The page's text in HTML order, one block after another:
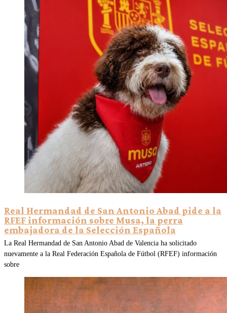
Real Hermandad de San Antonio Abad pide a la
RFEF información sobre Musa, la perra
embajadora de la Selección Española
La Real Hermandad de San Antonio Abad de Valencia ha solicitado
nuevamente a la Real Federación Española de Fútbol (RFEF) información
sobre